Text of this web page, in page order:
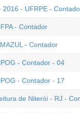
2016 - UFRPE -
- Contador
- Contador
- Contador - 04
- Contador - 17
de Niterói - RJ -